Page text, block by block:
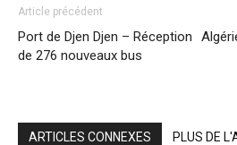
Article précédent
Port de Djen Djen – Réception
de 276 nouveaux bus
ARTICLES CONNEXES PLUS DE